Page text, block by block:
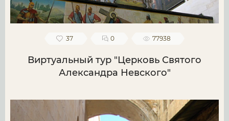
37 0 77938
Виртуальный тур "Церковь Святого
Александра Невского"